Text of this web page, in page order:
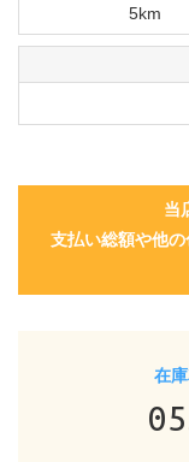
5km
当
支払い総額や他
在